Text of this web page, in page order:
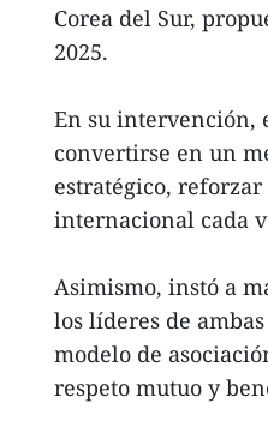
Corea del Sur,
2025.
En su intervención,
convertirse en un
estratégico,
internacional cada
Asimismo, instó a
los líderes de
modelo de
respeto mutuo y